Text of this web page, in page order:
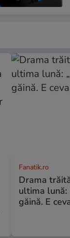
Fanatik.ro
Drama
ultima lună:
găină. E